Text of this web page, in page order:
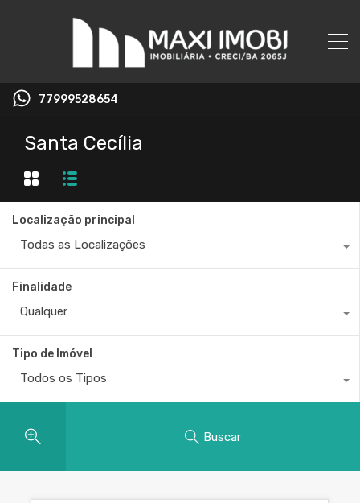
77999528654
Santa Cecília
Localização principal
Todas as Localizações
Finalidade
Qualquer
Tipo de Imóvel
Todos os Tipos
Buscar